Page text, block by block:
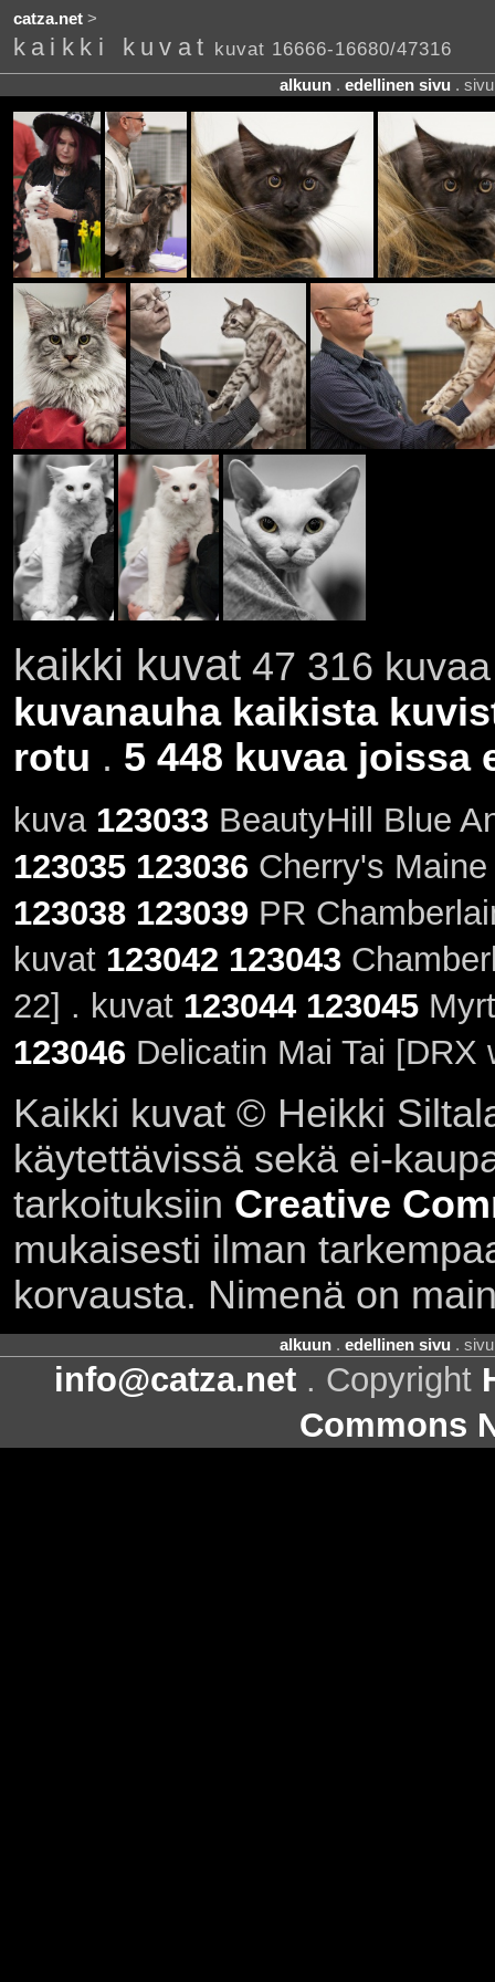
catza.net>
kaikki kuvat kuvat 16666-16680/47316
alkuun . edellinen sivu .
kaikki kuvat47 316
kuvanauha kaikista
rotu . 5 448 kuvaa joissa
kuva 123033BeautyHill Blue
123035 123036Cherry's
123038 123039 PR
kuvat 123042 123043
22] . kuvat 123044 123045
123046Delicatin Mai Tai [DRX
Kaikki kuvat © Heikki
käytettävissä sekä ei-
tarkoituksiin Creative
mukaisesti ilman
korvausta. Nimenä on
alkuun . edellinen sivu .
info@catza.net . Copyright
Commons